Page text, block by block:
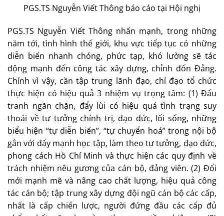
PGS.TS Nguyễn Viết Thông báo cáo tại Hội nghị
PGS.TS Nguyễn Viết Thông nhấn mạnh, trong những
năm tới, tình hình thế giới, khu vực tiếp tục có những
diễn biến nhanh chóng, phức tạp, khó lường sẽ tác
động mạnh đến công tác xây dựng, chỉnh đốn Đảng.
Chính vì vậy, cần tập trung lãnh đạo, chỉ đạo tổ chức
thực hiện có hiệu quả 3 nhiệm vụ trọng tâm: (1) Đấu
tranh ngăn chặn, đẩy lùi có hiệu quả tình trạng suy
thoái về tư tưởng chính trị, đạo đức, lối sống, những
biểu hiện “tự diễn biến”, “tự chuyển hoá” trong nội bộ
gắn với đẩy mạnh học tập, làm theo tư tưởng, đạo đức,
phong cách Hồ Chí Minh và thực hiện các quy định về
trách nhiệm nêu gương của cán bộ, đảng viên. (2) Đổi
mới mạnh mẽ và nâng cao chất lượng, hiệu quả công
tác cán bộ; tập trung xây dựng đội ngũ cán bộ các cấp,
nhất là cấp chiến lược, người đứng đầu các cấp đủ